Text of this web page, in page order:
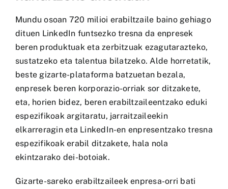
Mundu osoan 720 milioi erabiltzaile baino gehiago
dituen LinkedIn funtsezko tresna da enpresek
beren produktuak eta zerbitzuak ezagutarazteko,
sustatzeko eta talentua bilatzeko. Alde horretatik,
beste gizarte-plataforma batzuetan bezala,
enpresek beren korporazio-orriak sor ditzakete,
eta, horien bidez, beren erabiltzaileentzako eduki
espezifikoak argitaratu, jarraitzaileekin
elkarreragin eta LinkedIn-en enpresentzako tresna
espezifikoak erabil ditzakete, hala nola
ekintzarako dei-botoiak.
Gizarte-sareko erabiltzaileek enpresa-orri bati